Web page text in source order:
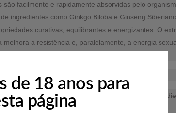
de 18 anos para
página
facilmente e rapidamente absorvidas pelo
ingredientes como Ginkgo Biloba e Ginseng
curativas, equilibrantes e energizantes. O
a resistência e, paralelamente, a energia
não deve ser utilizado como substituto de uma
seco à temperatura ambiente.